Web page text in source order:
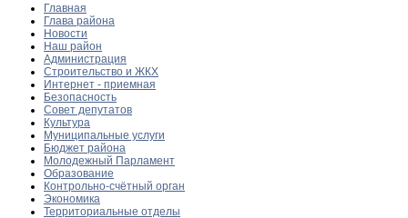
Главная
Глава района
Новости
Наш район
Администрация
Строительство и ЖКХ
Интернет - приемная
Безопасность
Совет депутатов
Культура
Муниципальные услуги
Бюджет района
Молодежный Парламент
Образование
Контрольно-счётный орган
Экономика
Территориальные отделы